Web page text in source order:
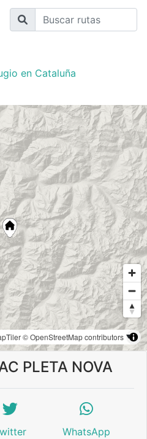
en Cataluña
© OpenStreetMap contributors
PLETA NOVA
WhatsApp